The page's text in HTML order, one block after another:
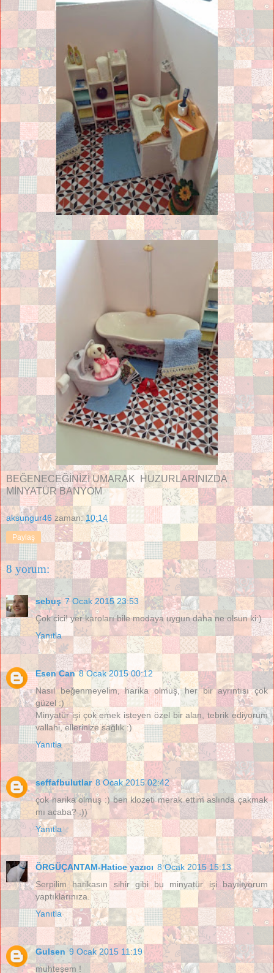
BEĞENECEĞİNİZİ UMARAK HUZURLARINIZDA
MİNYATÜR BANYOM
aksungur46 zaman:10:14
Paylaş
8 yorum:
sebuş 7 Ocak 2015 23:53
Çok cici! yer karoları bile modaya uygun daha ne olsun ki:)
Yanıtla
Esen Can 8 Ocak 2015 00:12
Nasıl beğenmeyelim, harika olmuş, her bir ayrıntısı çok
güzel :)
Minyatür işi çok emek isteyen özel bir alan, tebrik ediyorum
vallahi, ellerinize sağlık :)
Yanıtla
seffafbulutlar 8 Ocak 2015 02:42
çok harika olmuş :) ben klozeti merak ettim aslında çakmak
mı acaba? :))
Yanıtla
ÖRGÜÇANTAM-Hatice yazıcı 8 Ocak 2015 15:13
Serpilim harikasın sihir gibi bu minyatür işi bayılıyorum
yaptıklarınıza.
Yanıtla
Gulsen 9 Ocak 2015 11:19
muhteşem !